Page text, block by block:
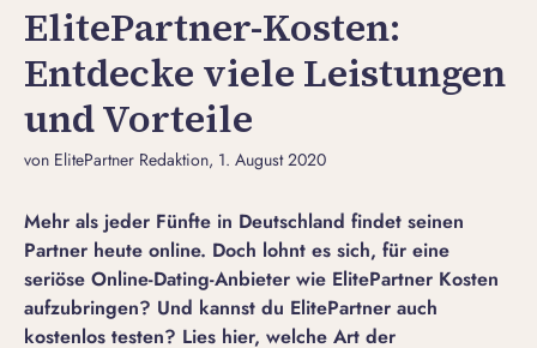
ElitePartner-Kosten:
Entdecke viele Leistungen
und Vorteile
von ElitePartner Redaktion, 1. August 2020
Mehr als jeder Fünfte in Deutschland findet seinen
Partner heute online. Doch lohnt es sich, für eine
seriöse Online-Dating-Anbieter wie ElitePartner Kosten
aufzubringen? Und kannst du ElitePartner auch
kostenlos testen? Lies hier, welche Art der